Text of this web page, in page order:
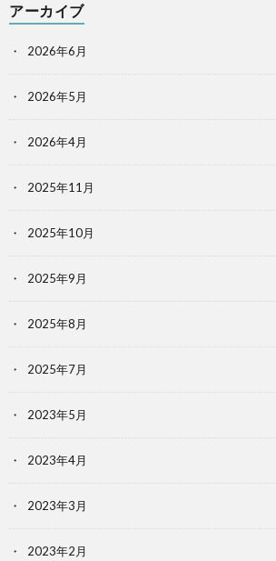
アーカイブ
2026年6月
2026年5月
2026年4月
2025年11月
2025年10月
2025年9月
2025年8月
2025年7月
2023年5月
2023年4月
2023年3月
2023年2月